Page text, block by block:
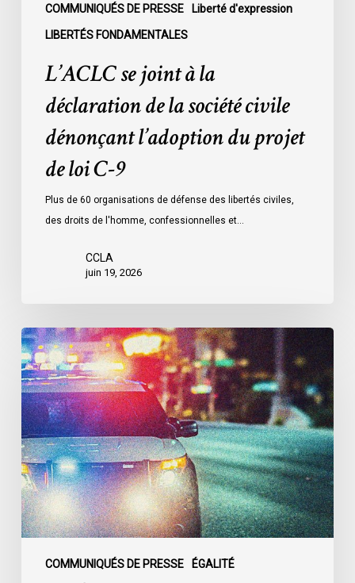
COMMUNIQUÉS DE PRESSE Liberté d'expression
LIBERTÉS FONDAMENTALES
l’adoption
L’ACLC se joint à la
déclaration de la société civile
dénonçant l’adoption du projet
de loi C-9
Plus de 60 organisations de défense des libertés civiles,
des droits de l'homme, confessionnelles et…
CCLA
juin 19, 2026
COMMUNIQUÉS DE PRESSE ÉGALITÉ
Le
LDL
et
le
CCLA
réclament
la
création
d’une
commission
publique